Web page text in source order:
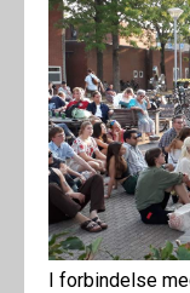
I forbindelse